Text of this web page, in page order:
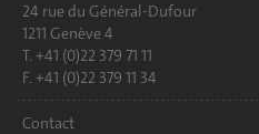
24 rue du Général-Dufour
1211 Genève 4
T. +41 (0)22 379 71 11
F. +41 (0)22 379 11 34
Contact